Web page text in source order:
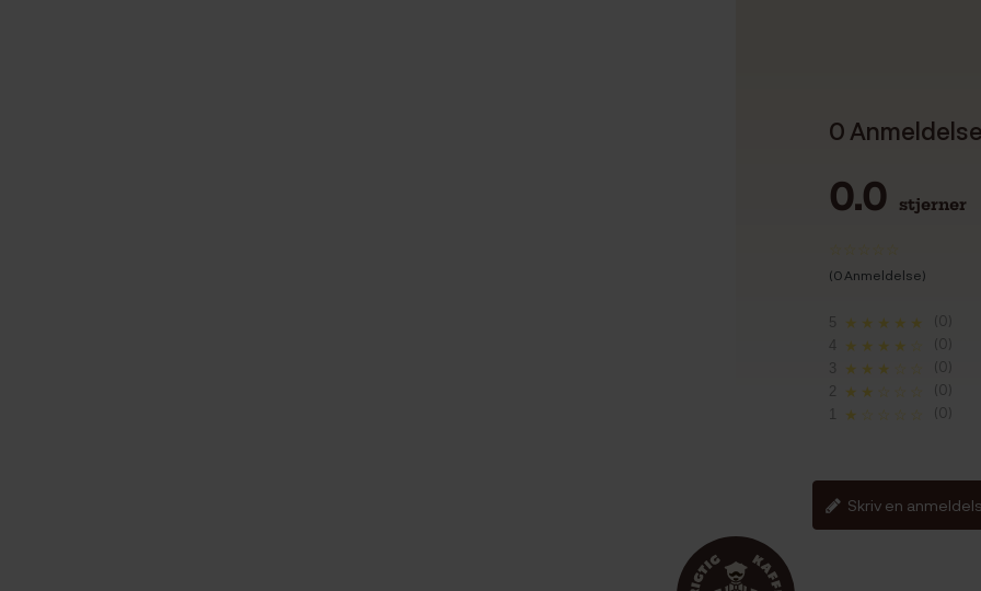
0
0.0 stjerner
(0 Anmeldelse)
5 ★★★★★ (0)
★★★★☆ (0)
3 ★★★☆☆ (0)
2 ★★☆☆☆ (0)
1 ★☆☆☆☆ (0)
Skriv en